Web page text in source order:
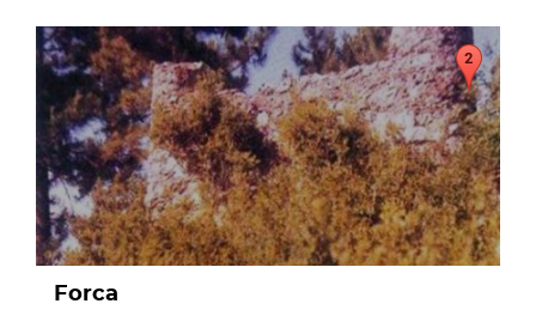
page
Forca